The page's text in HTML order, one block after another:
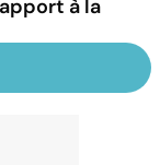
à la